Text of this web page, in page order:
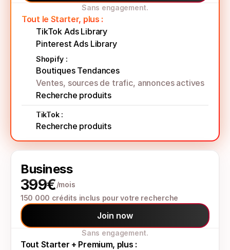
Sans engagement.
Tout le Starter, plus :
TikTok Ads Library
Pinterest Ads Library
Shopify :
Boutiques Tendances
Ventes, sources de trafic, annonces actives
Recherche produits
TikTok :
Recherche produits
Business
399€/mois
150 000 crédits inclus pour votre recherche
Join now
Sans engagement.
Tout Starter + Premium, plus :